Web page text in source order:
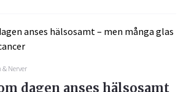
Nerver
dagen anses hälsosamt